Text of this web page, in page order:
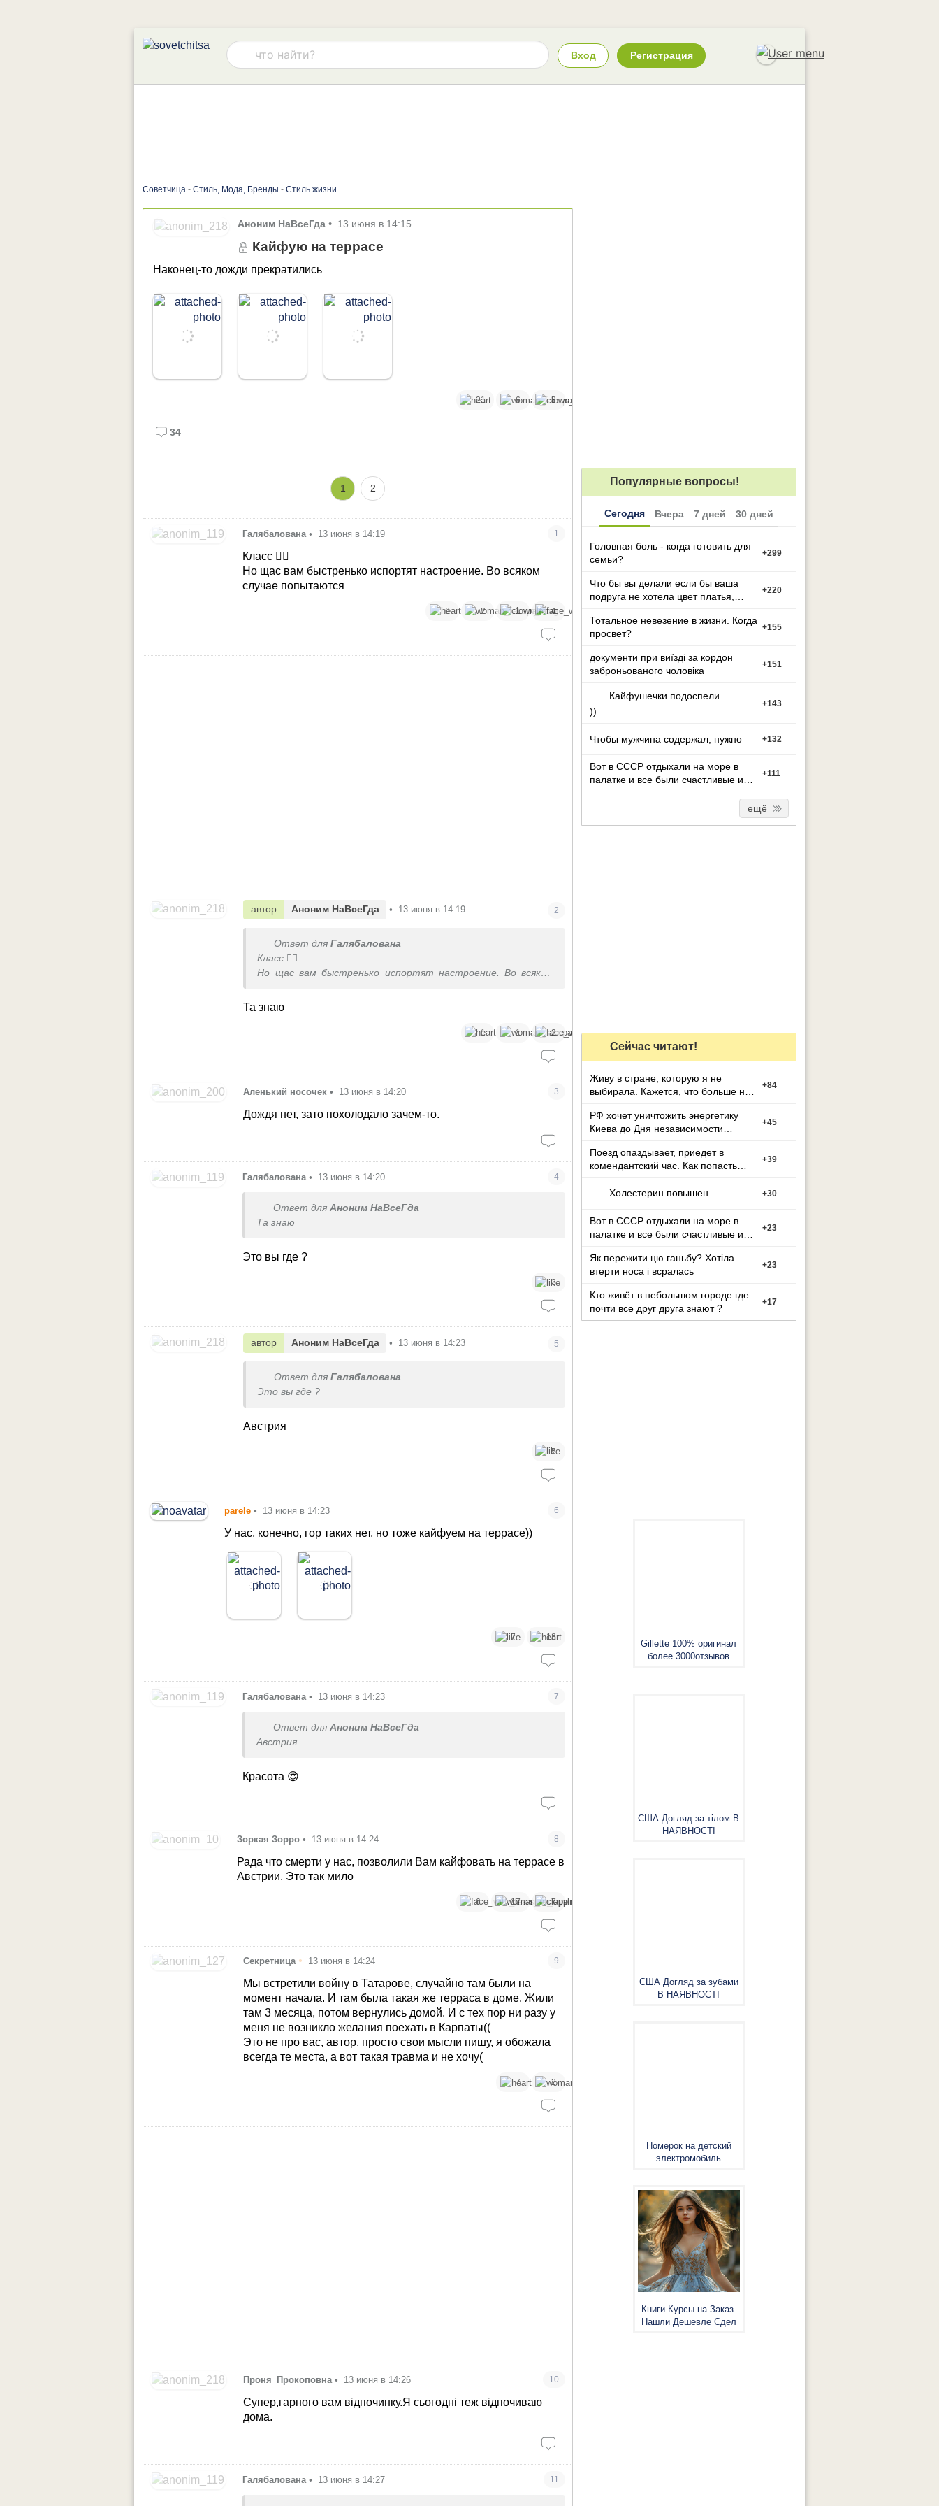
Вход Регистрация
Советчица - Стиль, Мода, Бренды - Стиль жизни
Аноним НаВсеГда • 13 июня в 14:15
Кайфую на террасе
Наконец-то дожди прекратились
21 6 3
34
1 2
Галябалована • 13 июня в 14:19 1
Класс 👍🏻
Но щас вам быстренько испортят настроение. Во всяком
случае попытаются
6 2 1 4
автор Аноним НаВсеГда • 13 июня в 14:19 2
Ответ для Галябалована
Класс 👍🏻
Но щас вам быстренько испортят настроение. Во всяком
Та знаю
1 1 2
Аленький носочек • 13 июня в 14:20 3
Дождя нет, зато похолодало зачем-то.
Галябалована • 13 июня в 14:20 4
Ответ для Аноним НаВсеГда
Та знаю
Это вы где ?
3
автор Аноним НаВсеГда • 13 июня в 14:23 5
Ответ для Галябалована
Это вы где ?
Австрия
5
parele • 13 июня в 14:23 6
У нас, конечно, гор таких нет, но тоже кайфуем на террасе))
7 18
Галябалована • 13 июня в 14:23 7
Ответ для Аноним НаВсеГда
Австрия
Красота 😍
Зоркая Зорро • 13 июня в 14:24 8
Рада что смерти у нас, позволили Вам кайфовать на террасе в
Австрии. Это так мило
6 17 7
Секретница • 13 июня в 14:24 9
Мы встретили войну в Татарове, случайно там были на
момент начала. И там была такая же терраса в доме. Жили
там 3 месяца, потом вернулись домой. И с тех пор ни разу у
меня не возникло желания поехать в Карпаты((
Это не про вас, автор, просто свои мысли пишу, я обожала
всегда те места, а вот такая травма и не хочу(
7 2
Проня_Прокоповна • 13 июня в 14:26 10
Супер,гарного вам відпочинку.Я сьогодні теж відпочиваю
дома.
Галябалована • 13 июня в 14:27 11
Популярные вопросы!
Сегодня Вчера 7 дней 30 дней
Головная боль - когда готовить для
семьи?
+299
Что бы вы делали если бы ваша
подруга не хотела цвет платья,
+220
Тотальное невезение в жизни. Когда
просвет?
+155
документи при виїзді за кордон
заброньованого чоловіка
+151
Кайфушечки подоспели
))
+143
Чтобы мужчина содержал, нужно +132
Вот в СССР отдыхали на море в
палатке и все были счастливые и
+111
ещё
Сейчас читают!
Живу в стране, которую я не
выбирала. Кажется, что больше не
+84
РФ хочет уничтожить энергетику
Киева до Дня независимости
+45
Поезд опаздывает, приедет в
комендантский час. Как попасть
+39
Холестерин повышен +30
Вот в СССР отдыхали на море в
палатке и все были счастливые и
+23
Як пережити цю ганьбу? Хотіла
втерти носа і всралась
+23
Кто живёт в небольшом городе где
почти все друг друга знают ?
+17
Gillette 100% оригинал
более 3000отзывов
США Догляд за тілом В
НАЯВНОСТІ
США Догляд за зубами
В НАЯВНОСТІ
Номерок на детский
электромобиль
Книги Курсы на Заказ.
Нашли Дешевле Сдел